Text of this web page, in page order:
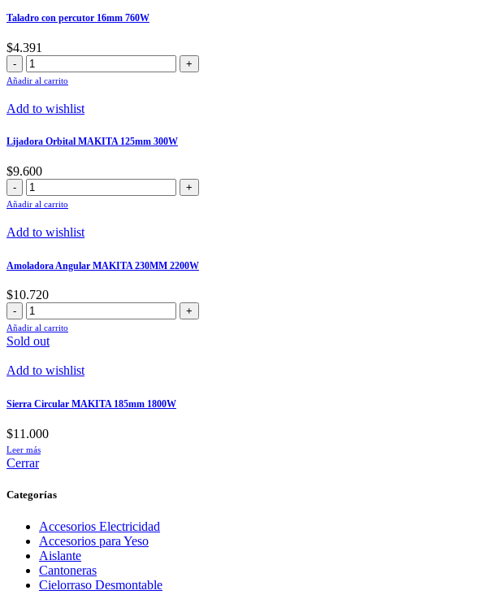
Taladro con percutor 16mm 760W
$4.391
Taladro
con
16mm
cantidad
Añadir al carrito
Add to wishlist
Lijadora Orbital MAKITA 125mm 300W
$9.600
Lijadora
Orbital
125mm
Añadir al carrito
Add to wishlist
Amoladora Angular MAKITA 230MM 2200W
$10.720
Amoladora
Angular
MAKITA
2200W
Añadir al carrito
Sold out
Add to wishlist
Sierra Circular MAKITA 185mm 1800W
$11.000
Leer más
Cerrar
Categorías
Accesorios Electricidad
Accesorios para Yeso
Aislante
Cantoneras
Cielorraso Desmontable